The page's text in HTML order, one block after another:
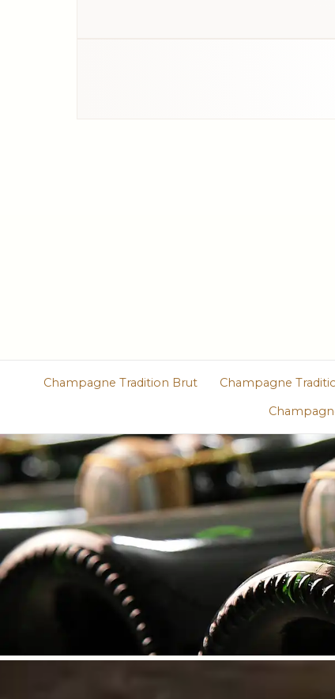
Champagne Tradition Brut Champagne